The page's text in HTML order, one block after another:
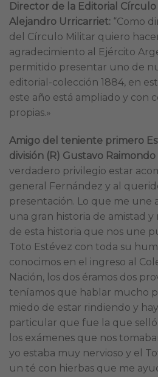
Director de la Editorial
Alejandro Urricarriet: “Como
del Círculo Militar quiero
agradecimiento al Ejército
permitido presentar uno de
editorial-colección 1884, en
este año está ampliado y con
propias.»
Amigo del teniente primero
división (R) Gustavo Raimondo
verdadero privilegio estar
general Fernández y al
presentación. Lo que me une
una gran historia de amistad
de esta historia que nos une
Toto Estévez con toda su
conocimos en el ingreso al
Nación, los dos éramos dos
teníamos que hablar mucho
miedo de estar rindiendo y
particular que fue la que
los exámenes que nos
yo estaba muy nervioso y el
un té con hierbas que me